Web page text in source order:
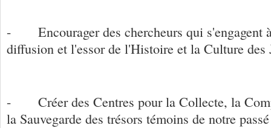
- Encourager des chercheurs qui s'engagent
diffusion et l'essor de l'Histoire et la Culture
- Créer des Centres pour la Collecte, la
la Sauvegarde des trésors témoins de notre